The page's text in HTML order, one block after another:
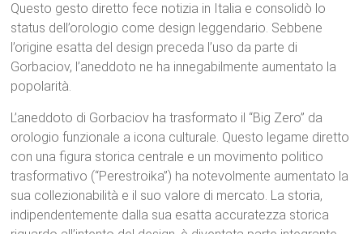
Questo gesto diretto fece notizia in Italia e consolidò lo
status dell’orologio come design leggendario. Sebbene
l’origine esatta del design preceda l’uso da parte di
Gorbaciov, l’aneddoto ne ha innegabilmente aumentato la
popolarità.
L’aneddoto di Gorbaciov ha trasformato il “Big Zero” da
orologio funzionale a icona culturale. Questo legame diretto
con una figura storica centrale e un movimento politico
trasformativo (“Perestroika”) ha notevolmente aumentato la
sua collezionabilità e il suo valore di mercato. La storia,
indipendentemente dalla sua esatta accuratezza storica